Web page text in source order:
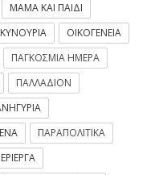
ΜΑΜΑ ΚΑΙ ΠΑΙΔΙ
ΟΙΚΟΓΕΝΕΙΑ
ΠΑΓΚΟΣΜΙΑ ΗΜΕΡΑ
ΠΑΛΛΑΔΙΟΝ
ΠΑΡΑΠΟΛΙΤΙΚΑ